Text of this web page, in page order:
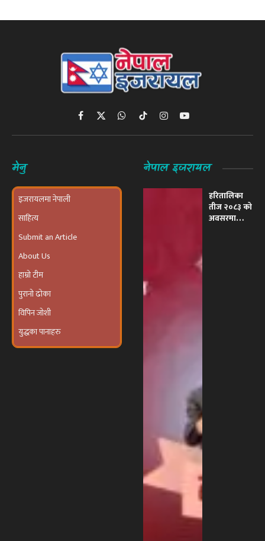
Facebook
X
(Twitter)
WhatsAppTikTokInstagramYouTube
मेनु
इजरायलमा नेपाली
साहित्य
Submit an Article
About Us
हाम्रो टीम
पुरानो ढोका
विपिन जोशी
युद्धका पानाहरु
नेपाल इजरायल
हरितालिका
तीज २०८३ को
अवसरमा